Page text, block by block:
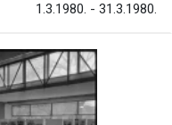
1.3.1980. - 31.3.1980.